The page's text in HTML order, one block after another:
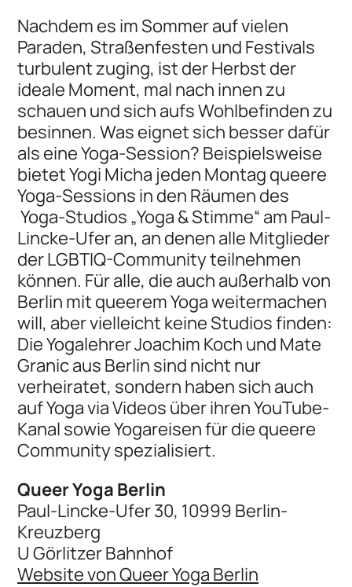
Nachdem es im Sommer auf vielen
Paraden, Straßenfesten und Festivals
turbulent zuging, ist der Herbst der
ideale Moment, mal nach innen zu
schauen und sich aufs Wohlbefinden zu
besinnen. Was eignet sich besser dafür
als eine Yoga-Session? Beispielsweise
bietet Yogi Micha jeden Montag queere
Yoga-Sessions in den Räumen des
Yoga-Studios „Yoga & Stimme“ am Paul-
Lincke-Ufer an, an denen alle Mitglieder
der LGBTIQ-Community teilnehmen
können. Für alle, die auch außerhalb von
Berlin mit queerem Yoga weitermachen
will, aber vielleicht keine Studios finden:
Die Yogalehrer Joachim Koch und Mate
Granic aus Berlin sind nicht nur
verheiratet, sondern haben sich auch
auf Yoga via Videos über ihren YouTube-
Kanal sowie Yogareisen für die queere
Community spezialisiert.
Queer Yoga Berlin
Paul-Lincke-Ufer 30, 10999 Berlin-
Kreuzberg
U Görlitzer Bahnhof
Website von Queer Yoga Berlin